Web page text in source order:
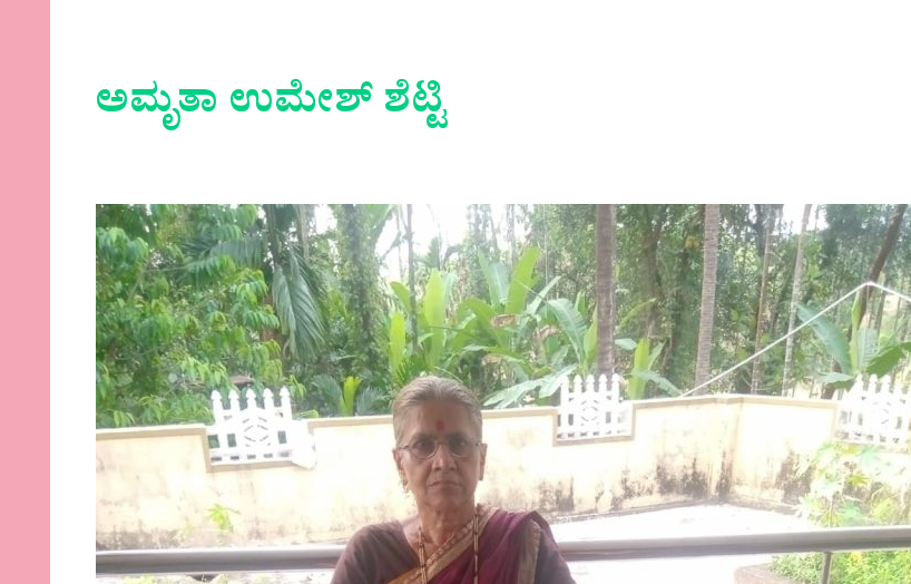
ಅಮೃತಾ ಉಮೇಶ್ ಶೆಟ್ಟಿ